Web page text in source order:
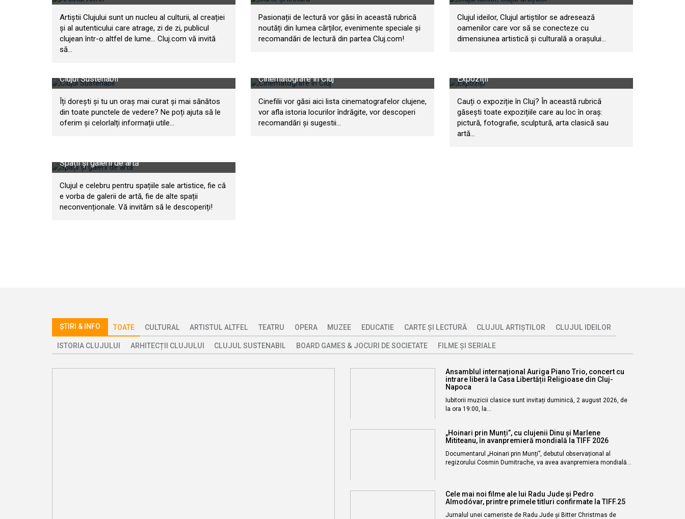
Artiștii Clujului sunt un nucleu al culturii, al creației
și al autenticului care atrage, zi de zi, publicul
clujean într-o altfel de lume… Cluj.com vă invită
să...
Pasionații de lectură vor găsi în această rubrică
noutăți din lumea cărților, evenimente speciale și
recomandări de lectură din partea Cluj.com!
Clujul ideilor, Clujul artiștilor se adresează
oamenilor care vor să se conecteze cu
dimensiunea artistică și culturală a orașului...
Clujul Sustenabil
Îți dorești și tu un oraș mai curat și mai sănătos
din toate punctele de vedere? Ne poți ajuta să le
oferim și celorlalți informații utile...
Cinematografe în Cluj
Cinefilii vor găsi aici lista cinematografelor clujene,
vor afla istoria locurilor îndrăgite, vor descoperi
recomandări și sugestii...
Expoziții
Cauți o expoziție în Cluj? În această rubrică
găsești toate expozițiile care au loc în oraș:
pictură, fotografie, sculptură, arta clasică sau
artă...
Spații și galerii de artă
Clujul e celebru pentru spațiile sale artistice, fie că
e vorba de galerii de artă, fie de alte spații
neconvenționale. Vă invităm să le descoperiți!
ȘTIRI & INFO TOATE CULTURAL ARTISTUL ALTFEL TEATRU OPERA MUZEE EDUCATIE CARTE ȘI LECTURĂ CLUJUL ARTIȘTILOR CLUJUL IDEILOR
ISTORIA CLUJULUI ARHITECȚII CLUJULUI CLUJUL SUSTENABIL BOARD GAMES & JOCURI DE SOCIETATE FILME ȘI SERIALE
Ansamblul internațional Auriga Piano Trio, concert cu
intrare liberă la Casa Libertății Religioase din Cluj-
Napoca
Iubitorii muzicii clasice sunt invitați duminică, 2 august 2026, de
la ora 19:00, la…
„Hoinari prin Munți”, cu clujenii Dinu și Marlene
Mititeanu, în avanpremieră mondială la TIFF 2026
Documentarul „Hoinari prin Munți”, debutul observațional al
regizorului Cosmin Dumitrache, va avea avanpremiera mondială…
Cele mai noi filme ale lui Radu Jude și Pedro
Almodóvar, printre primele titluri confirmate la TIFF.25
Jurnalul unei cameriste de Radu Jude și Bitter Christmas de